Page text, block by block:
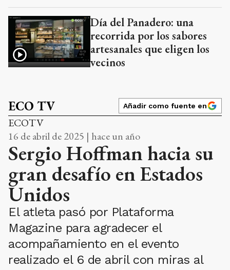
Día del Panadero: una
recorrida por los sabores
artesanales que eligen los
vecinos
ECO TV Añadir como fuente en
ECOTV
16 de abril de 2025 | hace un año
Sergio Hoffman hacia su
gran desafío en Estados
Unidos
El atleta pasó por Plataforma
Magazine para agradecer el
acompañamiento en el evento
realizado el 6 de abril con miras al